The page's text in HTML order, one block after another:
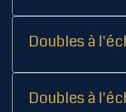
Doubles à
Doubles à